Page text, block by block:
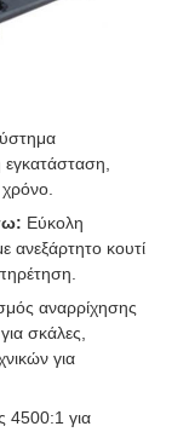
Εύκολη
ανεξάρτητο κουτί
αναρρίχησης
σκάλες,
για
4500:1 για